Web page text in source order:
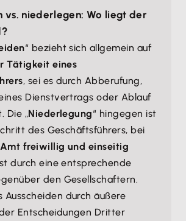
vs. niederlegen: Wo liegt der
“ bezieht sich allgemein auf
Tätigkeit eines
, sei es durch Abberufung,
Dienstvertrags oder Ablauf
Die „Niederlegung“ hingegen ist
des Geschäftsführers, bei
freiwillig und einseitig
durch eine entsprechende
den Gesellschaftern.
Ausscheiden durch äußere
Entscheidungen Dritter